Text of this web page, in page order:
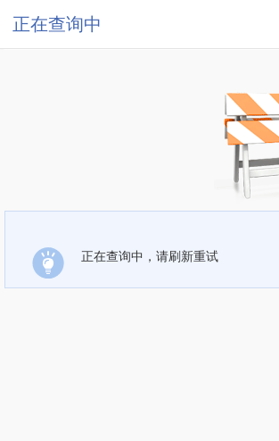
正在查询中
正在查询中，请刷新重试